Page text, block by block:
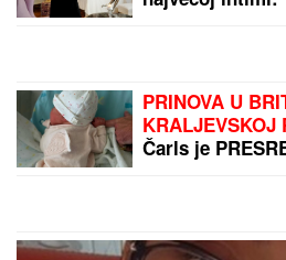
PRINOVA U
KRALJEVSKOJ
Čarls je